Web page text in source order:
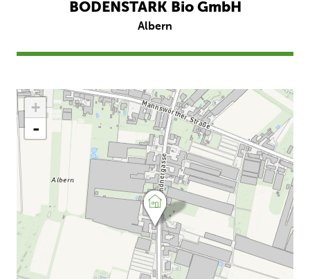
BODENSTARK Bio GmbH
Albern
+
-